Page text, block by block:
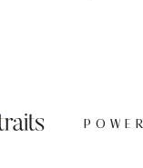
POWER